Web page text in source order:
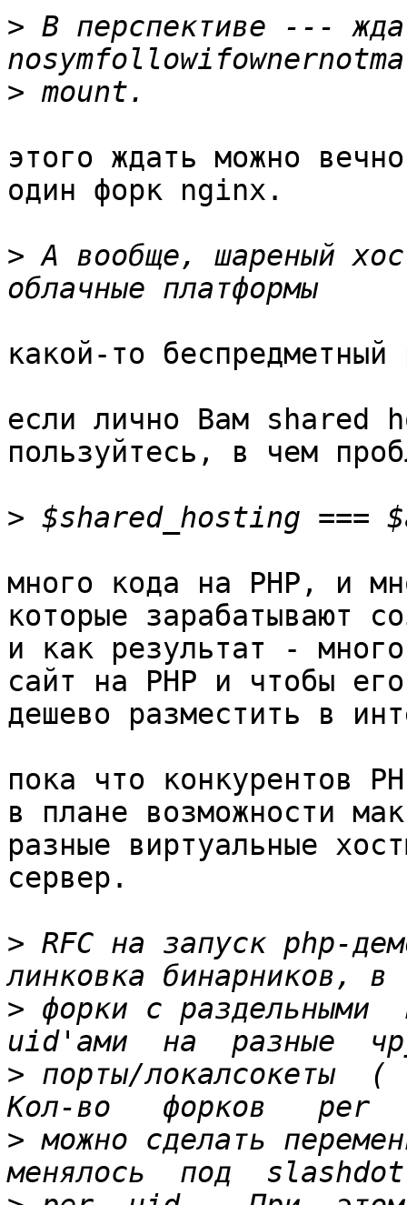
> В перспективе ---
>
этого ждать можно
один форк nginx.
> А вообще, шареный
какой-то
если лично Вам shared
пользуйтесь, в чем
>
много кода на PHP, и
которые зарабатывают
и как результат -
сайт на PHP и чтобы
дешево разместить в
пока что конкурентов
в плане возможности
разные виртуальные
сервер.
> RFC на запуск php-
> форки с раздельными
> порты/
> можно сделать